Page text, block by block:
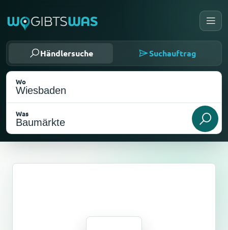
Händlersuche Suchauftrag
Wo
Was